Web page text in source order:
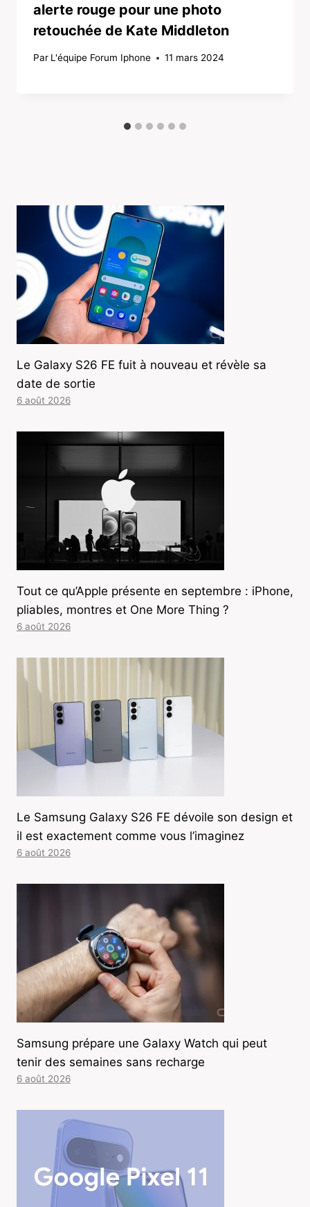
alerte rouge pour une photo
retouchée de Kate Middleton
Par L'équipe Forum Iphone 11 mars 2024
Le Galaxy S26 FE fuit à nouveau et révèle sa
date de sortie
6 août 2026
Tout ce qu’Apple présente en septembre : iPhone,
pliables, montres et One More Thing ?
6 août 2026
Le Samsung Galaxy S26 FE dévoile son design et
il est exactement comme vous l’imaginez
6 août 2026
Samsung prépare une Galaxy Watch qui peut
tenir des semaines sans recharge
6 août 2026